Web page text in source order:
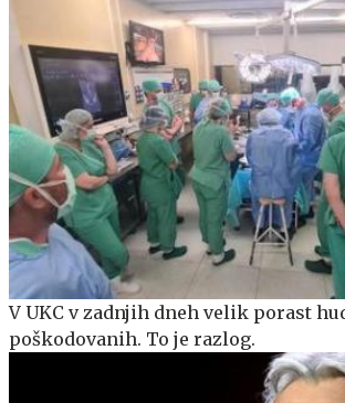
V UKC v zadnjih dneh velik porast
poškodovanih. To je razlog.